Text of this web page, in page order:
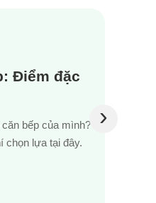
Điểm đặc
bếp của mình?
chọn lựa tại đây.
›